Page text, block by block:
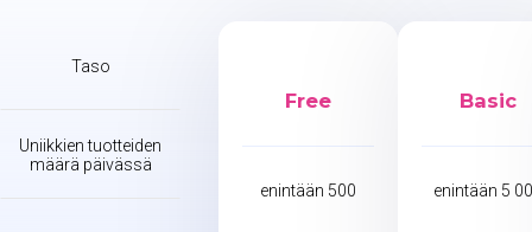
Taso
Uniikkien tuotteiden
määrä päivässä
Free
enintään 500
Basic
enintään 5